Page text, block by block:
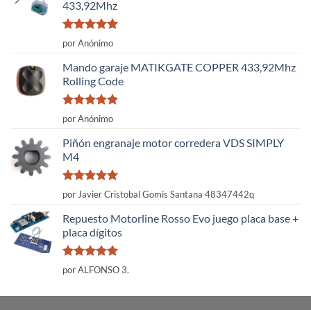
433,92Mhz
Valorado
con
por Anónimo
Mando garaje MATIKGATE COPPER 433,92Mhz
Rolling Code
Valorado
con
por Anónimo
Piñón engranaje motor corredera VDS SIMPLY
M4
Valorado
con
por Javier Cristobal Gomis Santana 48347442q
Repuesto Motorline Rosso Evo juego placa base +
placa dígitos
Valorado
con
por ALFONSO 3.